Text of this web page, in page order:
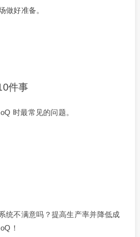
做好准备。
件事
时最常见的问题。
统不满意吗？提高生产率并降低成
！